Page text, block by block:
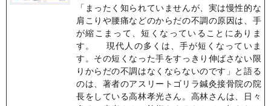
「まったく知られていませんが、実は慢性的な
肩こりや腰痛などのからだの不調の原因は、手
が縮こまって、短くなっていることにありま
す。 現代人の多くは、手が短くなっていま
す。その短くなった手をすっきり伸ばさない限
りからだの不調はなくならないのです」と語る
のは、著者のアスリートゴリラ鍼灸接骨院の院
長をしている高林孝光さん。高林さんは、日々